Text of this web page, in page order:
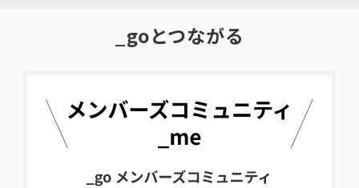
_goとつながる